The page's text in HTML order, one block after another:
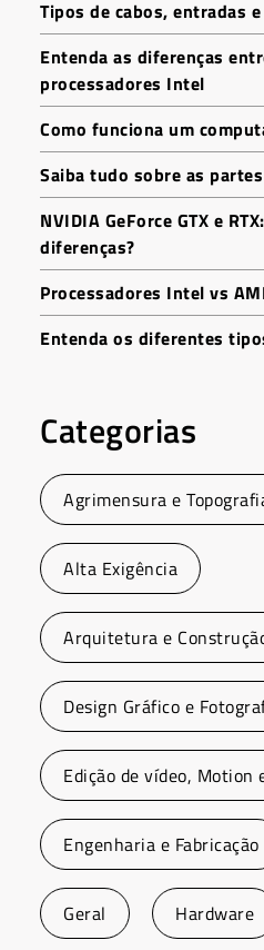
Tipos de cabos, entradas
Entenda as diferenças
processadores Intel
Como funciona um
Saiba tudo sobre as
NVIDIA GeForce GTX e
diferenças?
Processadores Intel vs
Entenda os diferentes
Categorias
Agrimensura e
Alta Exigência
Arquitetura e
Design Gráfico e
Edição de vídeo, Motion
Engenharia e Fabricação
Geral Hardware